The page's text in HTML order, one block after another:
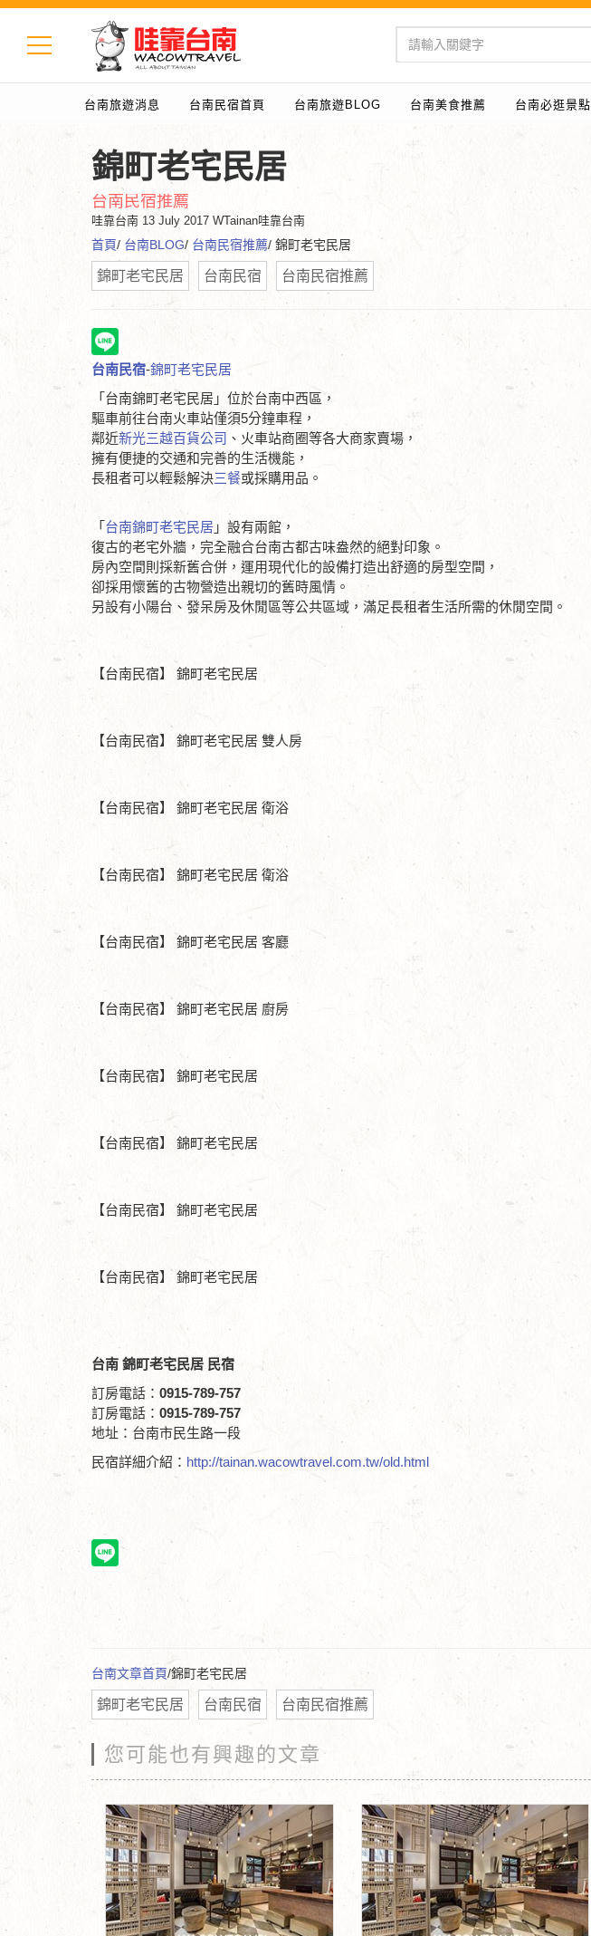
台南旅遊消息 台南民宿首頁 台南旅遊BLOG 台南美食推薦 台南必逛景點
錦町老宅民居
台南民宿推薦
哇靠台南 13 July 2017 WTainan哇靠台南
首頁/ 台南BLOG/ 台南民宿推薦/ 錦町老宅民居
錦町老宅民居 台南民宿 台南民宿推薦
台南民宿-錦町老宅民居
「台南錦町老宅民居」位於台南中西區，
驅車前往台南火車站僅須5分鐘車程，
鄰近新光三越百貨公司 、火車站商圈等各大商家賣場，
擁有便捷的交通和完善的生活機能，
長租者可以輕鬆解決三餐或採購用品。
「 台南錦町老宅民居 」設有兩館，
復古的老宅外牆，完全融合台南古都古味盎然的絕對印象。
房內空間則採新舊合併，運用現代化的設備打造出舒適的房型空間，
卻採用懷舊的古物營造出親切的舊時風情。
另設有小陽台、發呆房及休閒區等公共區域，滿足長租者生活所需的休閒空間。
【台南民宿】 錦町老宅民居
【台南民宿】 錦町老宅民居 雙人房
【台南民宿】 錦町老宅民居 衛浴
【台南民宿】 錦町老宅民居 衛浴
【台南民宿】 錦町老宅民居 客廳
【台南民宿】 錦町老宅民居 廚房
【台南民宿】 錦町老宅民居
【台南民宿】 錦町老宅民居
【台南民宿】 錦町老宅民居
【台南民宿】 錦町老宅民居
台南 錦町老宅民居 民宿
訂房電話：0915-789-757
訂房電話：0915-789-757
地址：台南市民生路一段
民宿詳細介紹： http://tainan.wacowtravel.com.tw/old.html
台南文章首頁/錦町老宅民居
錦町老宅民居 台南民宿 台南民宿推薦
您可能也有興趣的文章